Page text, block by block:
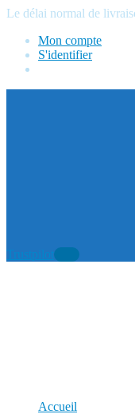
Le délai normal de
Mon compte
S'identifier
Trustpilot
Accueil